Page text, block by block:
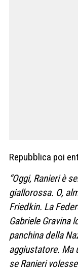
Repubblica poi
“Oggi, Ranieri è
giallorossa. O,
Friedkin. La
Gabriele Gravina
panchina della
aggiustatore. Ma
se Ranieri